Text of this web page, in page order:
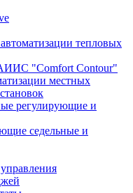
тепловых
"Comfort Contour"
местных
регулирующие и
седельные и